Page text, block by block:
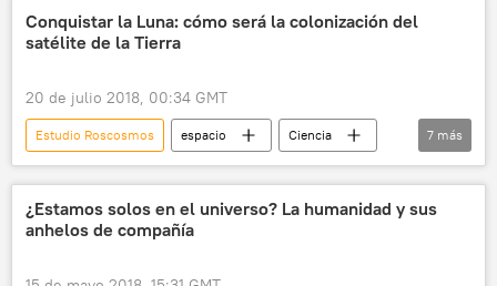
Conquistar la Luna: cómo será la colonización del
satélite de la Tierra
20 de julio 2018, 00:34 GMT
Estudio Roscosmos espacio
Ciencia
Roscosmos
NASA
Agencia Espacial Europea (ESA)
Agencia Japonesa de Exploración Aeroespacial (JAXA)
7 más
¿Estamos solos en el universo? La humanidad y sus
anhelos de compañía